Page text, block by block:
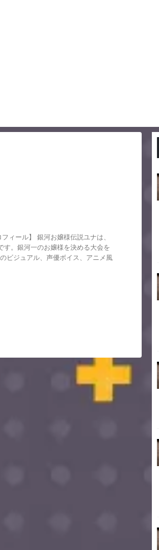
ィール】 銀河お嬢様伝説ユナは、
す。銀河一のお嬢様を決める大会を
ビジュアル、声優ボイス、アニメ風